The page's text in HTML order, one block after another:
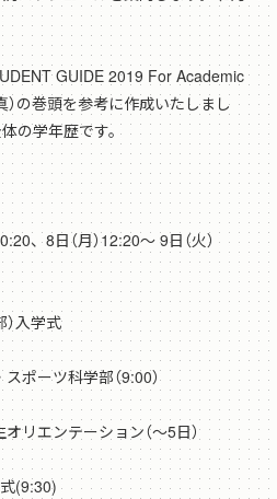
GUIDE 2019 For Academic
）の巻頭を参考に作成いたしまし
の学年歴です。
、8日（月）12:20～ 9日（火）
入学式
部（9:00）
ション（～5日）
(9:30)